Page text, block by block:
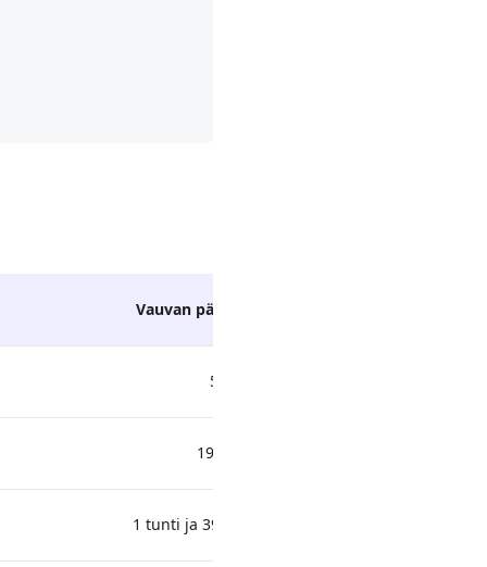
Vauvan päivä ulkona
5
1994
1 tunti ja 39 minuuttia